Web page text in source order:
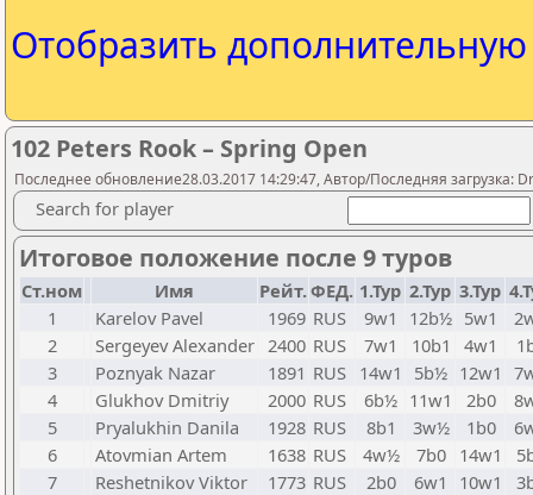
Отобразить
102 Peters Rook – Spring Open
Последнее обновление28.03.2017 14:29:47, Автор/Последняя загрузка:
Search for player
Итоговое положение после 9 туров
Ст.ном Имя Рейт.ФЕД. 1.Тур 2.Тур 3.Тур
1
Karelov Pavel 1969 RUS 9w1 12b½ 5w1
2
Sergeyev Alexander 2400 RUS 7w1 10b1 4w1
3
Poznyak Nazar 1891 RUS 14w1 5b½ 12w1
4
Glukhov Dmitriy 2000 RUS 6b½ 11w1 2b0
5
Pryalukhin Danila 1928 RUS 8b1 3w½ 1b0
6
Atovmian Artem 1638 RUS 4w½ 7b0 14w1
7
Reshetnikov Viktor 1773 RUS 2b0 6w1 10w1